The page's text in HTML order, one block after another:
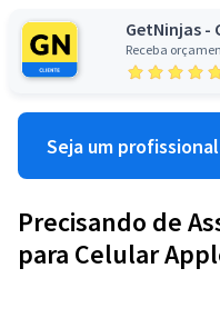
GetNinjas -
Receba
Seja um profissional
Precisando de
para Celular